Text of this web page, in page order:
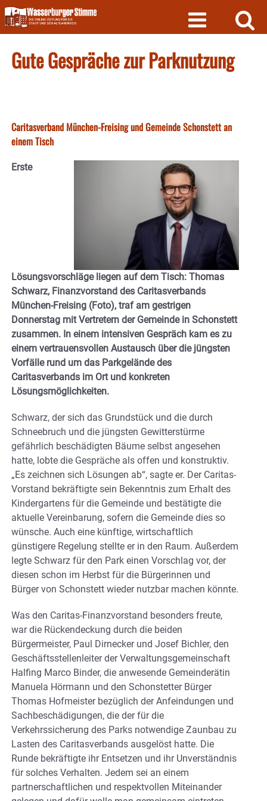
Skip
to
content
Gute Gespräche zur Parknutzung
Caritasverband München-Freising und Gemeinde Schonstett an
einem Tisch
Erste
Lösungsvorschläge liegen auf dem Tisch: Thomas
Schwarz, Finanzvorstand des Caritasverbands
München-Freising (Foto), traf am gestrigen
Donnerstag mit Vertretern der Gemeinde in Schonstett
zusammen. In einem intensiven Gespräch kam es zu
einem vertrauensvollen Austausch über die jüngsten
Vorfälle rund um das Parkgelände des
Caritasverbands im Ort und konkreten
Lösungsmöglichkeiten.
Schwarz, der sich das Grundstück und die durch
Schneebruch und die jüngsten Gewitterstürme
gefährlich beschädigten Bäume selbst angesehen
hatte, lobte die Gespräche als offen und konstruktiv.
„Es zeichnen sich Lösungen ab“, sagte er. Der Caritas-
Vorstand bekräftigte sein Bekenntnis zum Erhalt des
Kindergartens für die Gemeinde und bestätigte die
aktuelle Vereinbarung, sofern die Gemeinde dies so
wünsche. Auch eine künftige, wirtschaftlich
günstigere Regelung stellte er in den Raum. Außerdem
legte Schwarz für den Park einen Vorschlag vor, der
diesen schon im Herbst für die Bürgerinnen und
Bürger von Schonstett wieder nutzbar machen könnte.
Was den Caritas-Finanzvorstand besonders freute,
war die Rückendeckung durch die beiden
Bürgermeister, Paul Dirnecker und Josef Bichler, den
Geschäftsstellenleiter der Verwaltungsgemeinschaft
Halfing Marco Binder, die anwesende Gemeinderätin
Manuela Hörmann und den Schonstetter Bürger
Thomas Hofmeister bezüglich der Anfeindungen und
Sachbeschädigungen, die der für die
Verkehrssicherung des Parks notwendige Zaunbau zu
Lasten des Caritasverbands ausgelöst hatte. Die
Runde bekräftigte ihr Entsetzen und ihr Unverständnis
für solches Verhalten. Jedem sei an einem
partnerschaftlichen und respektvollen Miteinander